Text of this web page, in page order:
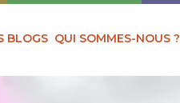
BLOGS QUI SOMMES-NOUS ?